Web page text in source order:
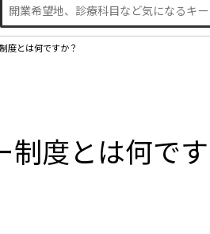
度とは何ですか？
制度とは何です